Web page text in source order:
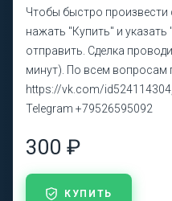
Чтобы быстро произвести
нажать "Купить" и указать
отправить. Сделка
минут). По всем вопросам
https://vk.com/
Telegram +79526595092
300 ₽
КУПИТЬ